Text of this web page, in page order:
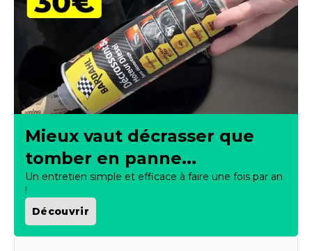
Mieux vaut décrasser que
tomber en panne...
Un entretien simple et efficace à faire une fois par an
!
Découvrir